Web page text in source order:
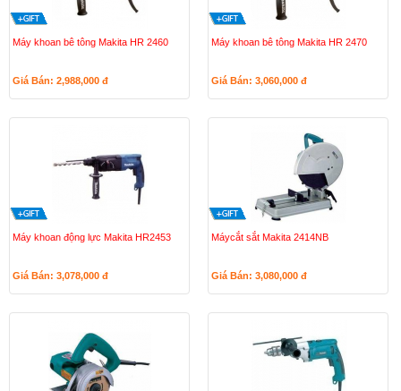
Máy khoan bê tông Makita HR 2460
Giá Bán: 2,988,000 đ
Máy khoan bê tông Makita HR 2470
Giá Bán: 3,060,000 đ
Máy khoan động lực Makita HR2453
Giá Bán: 3,078,000 đ
Máycắt sắt Makita 2414NB
Giá Bán: 3,080,000 đ